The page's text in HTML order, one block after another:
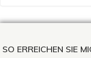
SO ERREICHEN SIE